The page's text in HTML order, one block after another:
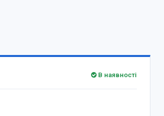
В наявності